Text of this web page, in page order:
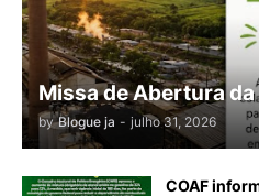
Missa de Abertura da
by Blogue ja - julho 31, 2026
COAF